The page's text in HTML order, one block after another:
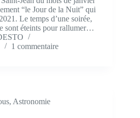
“le Jour de la Nuit” qui
Le temps d’une soirée,
sont éteints pour rallumer…
1 commentaire
, Astronomie